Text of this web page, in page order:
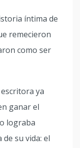
íntima de
remecieron
como ser
ya
ganar el
lograba
su vida: el